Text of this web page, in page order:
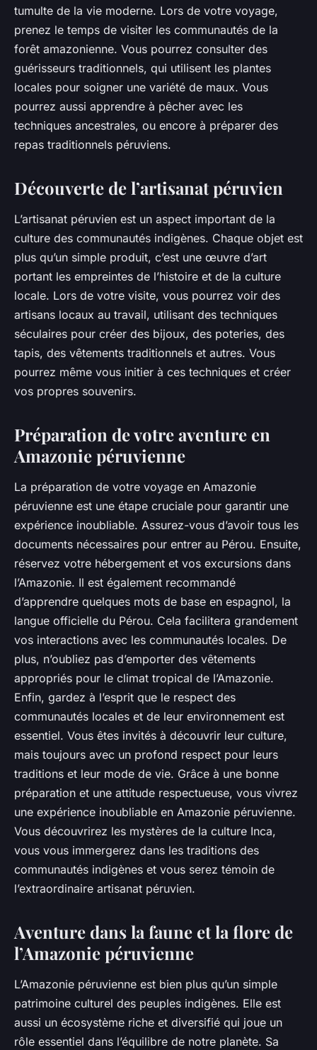
tumulte de la vie moderne. Lors de votre voyage,
prenez le temps de visiter les communautés de la
forêt amazonienne. Vous pourrez consulter des
guérisseurs traditionnels, qui utilisent les plantes
locales pour soigner une variété de maux. Vous
pourrez aussi apprendre à pêcher avec les
techniques ancestrales, ou encore à préparer des
repas traditionnels péruviens.
Découverte de l’artisanat péruvien
L’artisanat péruvien est un aspect important de la
culture des communautés indigènes. Chaque objet est
plus qu’un simple produit, c’est une œuvre d’art
portant les empreintes de l’histoire et de la culture
locale. Lors de votre visite, vous pourrez voir des
artisans locaux au travail, utilisant des techniques
séculaires pour créer des bijoux, des poteries, des
tapis, des vêtements traditionnels et autres. Vous
pourrez même vous initier à ces techniques et créer
vos propres souvenirs.
Préparation de votre aventure en
Amazonie péruvienne
La préparation de votre voyage en Amazonie
péruvienne est une étape cruciale pour garantir une
expérience inoubliable. Assurez-vous d’avoir tous les
documents nécessaires pour entrer au Pérou. Ensuite,
réservez votre hébergement et vos excursions dans
l’Amazonie. Il est également recommandé
d’apprendre quelques mots de base en espagnol, la
langue officielle du Pérou. Cela facilitera grandement
vos interactions avec les communautés locales. De
plus, n’oubliez pas d’emporter des vêtements
appropriés pour le climat tropical de l’Amazonie.
Enfin, gardez à l’esprit que le respect des
communautés locales et de leur environnement est
essentiel. Vous êtes invités à découvrir leur culture,
mais toujours avec un profond respect pour leurs
traditions et leur mode de vie. Grâce à une bonne
préparation et une attitude respectueuse, vous vivrez
une expérience inoubliable en Amazonie péruvienne.
Vous découvrirez les mystères de la culture Inca,
vous vous immergerez dans les traditions des
communautés indigènes et vous serez témoin de
l’extraordinaire artisanat péruvien.
Aventure dans la faune et la flore de
l’Amazonie péruvienne
L’Amazonie péruvienne est bien plus qu’un simple
patrimoine culturel des peuples indigènes. Elle est
aussi un écosystème riche et diversifié qui joue un
rôle essentiel dans l’équilibre de notre planète. Sa